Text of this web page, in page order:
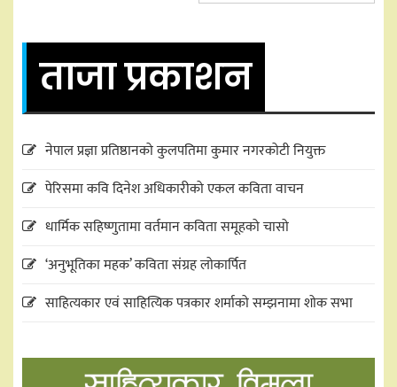
ताजा प्रकाशन
नेपाल प्रज्ञा प्रतिष्ठानको कुलपतिमा कुमार नगरकोटी नियुक्त
पेरिसमा कवि दिनेश अधिकारीको एकल कविता वाचन
धार्मिक सहिष्णुतामा वर्तमान कविता समूहको चासो
‘अनुभूतिका महक’ कविता संग्रह लोकार्पित
साहित्यकार एवं साहित्यिक पत्रकार शर्माको सम्झनामा शोक सभा